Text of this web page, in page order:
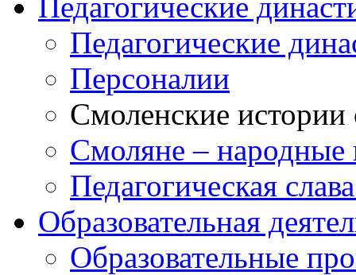
Педагогические
Персоналии
Смоленские
Смоляне – народные
Педагогическая
Образовательная
Образовательные